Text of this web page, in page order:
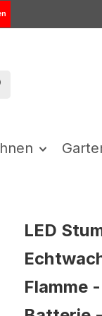
LED
Flamme